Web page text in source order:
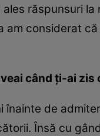
răspunsuri
considerat
când ți-ai zis
de
Însă cu